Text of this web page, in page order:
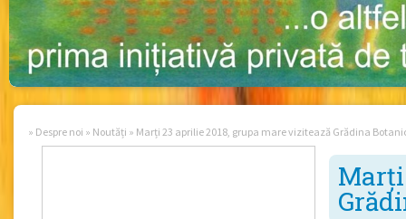
» Despre noi » Noutăți » Marți 23 aprilie 2018, grupa mare vizitează Grădina